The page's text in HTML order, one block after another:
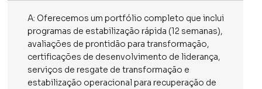
A: Oferecemos um portfólio completo que inclui
programas de estabilização rápida (12 semanas),
avaliações de prontidão para transformação,
certificações de desenvolvimento de liderança,
serviços de resgate de transformação e
estabilização operacional para recuperação de